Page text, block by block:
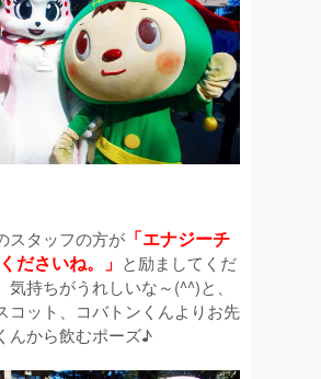
スタッフの方が 「エナジーチ
ださいね。」 と励ましてくだ
気持ちがうれしいな～(^^)と、
コット、コバトンくんよりお先
んから飲むポーズ♪